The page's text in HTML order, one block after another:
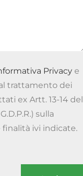
Privacy e
trattamento dei
ex Artt. 13-14 del
sulla
ivi indicate.